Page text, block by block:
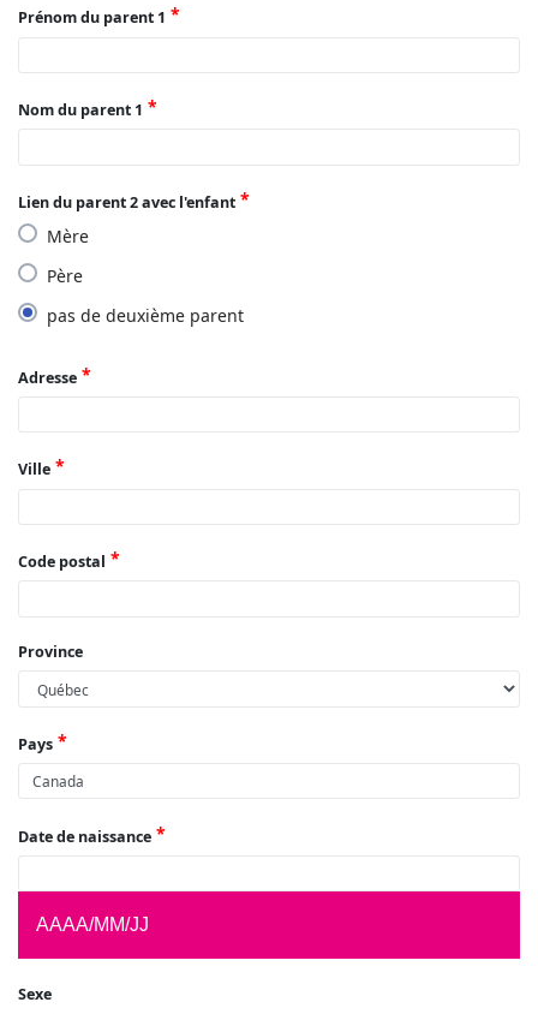
Prénom du parent 1
Nom du parent 1
Lien du parent 2 avec l'enfant
Mère
Père
pas de deuxième parent
Adresse
Ville
Code postal
Province
Pays
Date de naissance
AAAA/MM/JJ
Sexe